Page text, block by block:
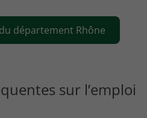
département Rhône
sur l’emploi